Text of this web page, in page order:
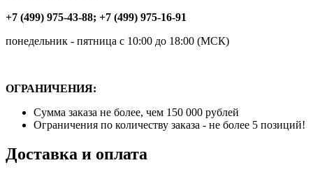
+7 (499) 975-43-88; +7 (499) 975-16-91
понедельник - пятница с 10:00 до 18:00 (МСК)
ОГРАНИЧЕНИЯ:
Сумма заказа не более, чем 150 000 рублей
Ограничения по количеству заказа - не более 5 позиций!
Доставка и оплата